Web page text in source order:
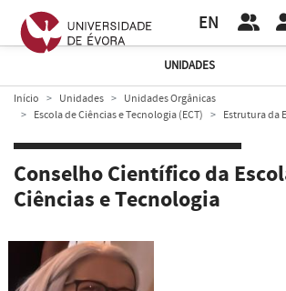
EN
UNIDADES
Início Unidades
Unidades Orgânicas
Escola de Ciências e Tecnologia (ECT)
Estrutura da
Conselho Científico da
Ciências e Tecnologia